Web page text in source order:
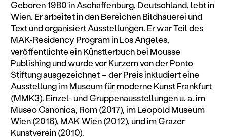
Geboren 1980 in Aschaffenburg, Deutschland, lebt in
Wien. Er arbeitet in den Bereichen Bildhauerei und
Text und organisiert Ausstellungen. Er war Teil des
MAK-Residency Program in Los Angeles,
veröffentlichte ein Künstlerbuch bei Mousse
Publishing und wurde vor Kurzem von der Ponto
Stiftung ausgezeichnet – der Preis inkludiert eine
Ausstellung im Museum für moderne Kunst Frankfurt
(MMK3). Einzel- und Gruppenausstellungen u. a. im
Museo Canonica, Rom (2017), im Leopold Museum
Wien (2016), MAK Wien (2012), und im Grazer
Kunstverein (2010).